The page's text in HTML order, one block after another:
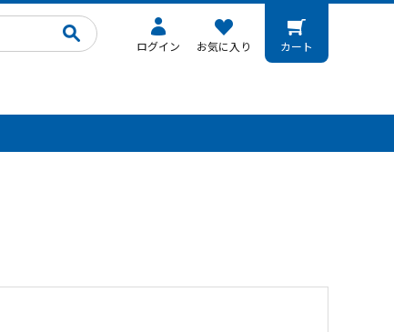
ログイン お気に入り カート